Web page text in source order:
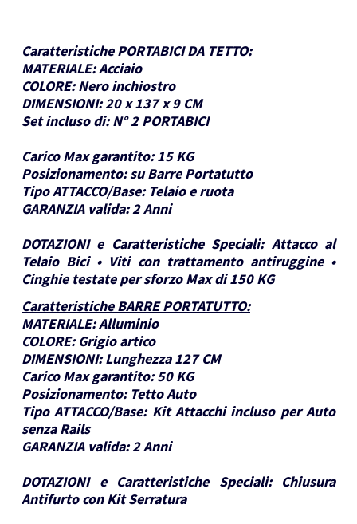
Caratteristiche PORTABICI DA TETTO:
MATERIALE:Acciaio
COLORE: Nero inchiostro
DIMENSIONI:20 x 137 x 9 CM
Set incluso di: N° 2 PORTABICI
Carico Max garantito: 15 KG
Posizionamento: su Barre Portatutto
Tipo ATTACCO/Base: Telaio e ruota
GARANZIA valida:2 Anni
DOTAZIONI e Caratteristiche Speciali: Attacco al
Telaio Bici • Viti con trattamento antiruggine •
Cinghie testate per sforzo Max di 150 KG
Caratteristiche BARRE PORTATUTTO:
MATERIALE:Alluminio
COLORE: Grigio artico
DIMENSIONI: Lunghezza 127 CM
Carico Max garantito: 50 KG
Posizionamento: Tetto Auto
Tipo ATTACCO/Base: Kit Attacchi incluso per Auto
senza Rails
GARANZIA valida:2 Anni
DOTAZIONI e Caratteristiche Speciali:
Chiusura
Antifurto con Kit Serratura